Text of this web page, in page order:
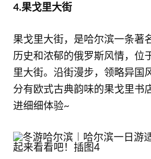
4.果戈里大街
果戈里大街，是哈尔滨一条著
历史和浓郁的俄罗斯风情，位
里大街。沿街漫步，领略异国
分有欧式古典韵味的果戈里书
进细细体验~